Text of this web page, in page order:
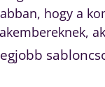
hogy a